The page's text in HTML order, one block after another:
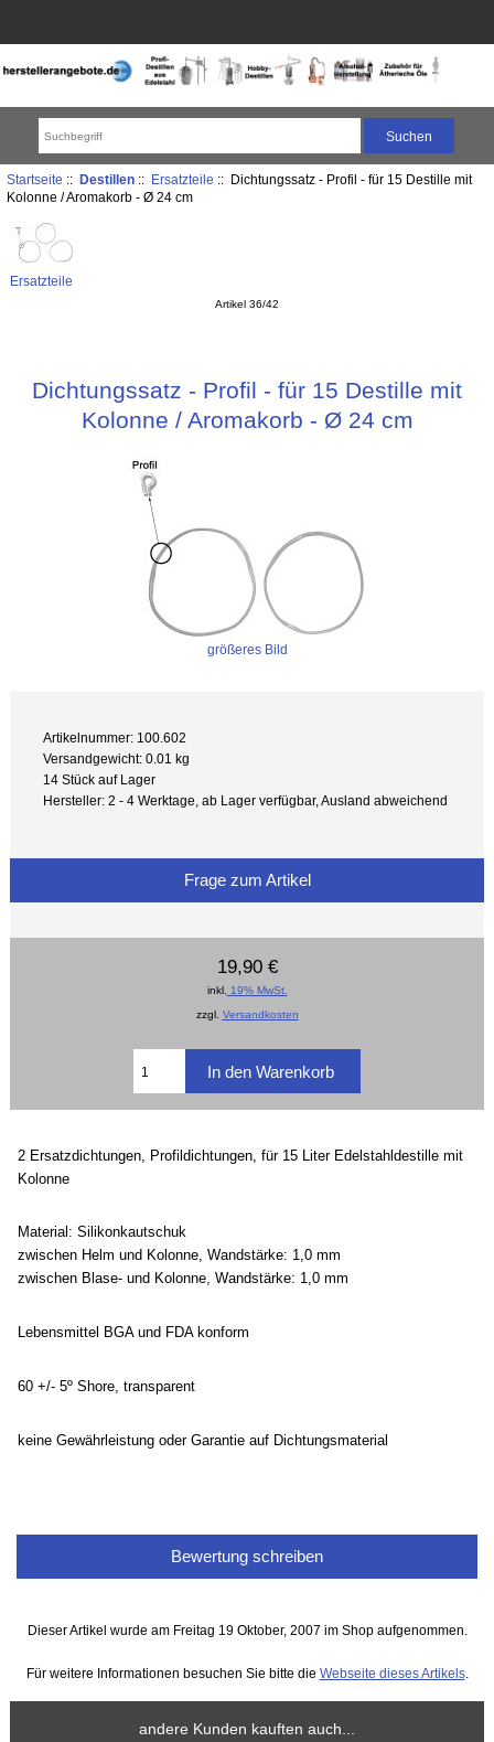
Startseite :: Destillen:: Ersatzteile :: Dichtungssatz - Profil - für 15 Destille mit
Kolonne / Aromakorb - Ø 24 cm
Ersatzteile
Artikel 36/42
Dichtungssatz - Profil - für 15 Destille mit
Kolonne / Aromakorb - Ø 24 cm
größeres Bild
Artikelnummer: 100.602
Versandgewicht: 0.01 kg
14 Stück auf Lager
Hersteller: 2 - 4 Werktage, ab Lager verfügbar, Ausland abweichend
Frage zum Artikel
19,90 €
inkl. 19% MwSt.
zzgl. Versandkosten
2 Ersatzdichtungen, Profildichtungen, für 15 Liter Edelstahldestille mit
Kolonne
Material: Silikonkautschuk
zwischen Helm und Kolonne, Wandstärke: 1,0 mm
zwischen Blase- und Kolonne, Wandstärke: 1,0 mm
Lebensmittel BGA und FDA konform
60 +/- 5º Shore, transparent
keine Gewährleistung oder Garantie auf Dichtungsmaterial
Bewertung schreiben
Dieser Artikel wurde am Freitag 19 Oktober, 2007 im Shop aufgenommen.
Für weitere Informationen besuchen Sie bitte die Webseite dieses Artikels.
andere Kunden kauften auch...